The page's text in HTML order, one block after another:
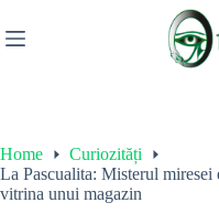
to
content
Home
Curiozități
La Pascualita: Misterul miresei
vitrina unui magazin